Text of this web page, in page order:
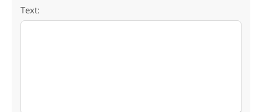
Text: